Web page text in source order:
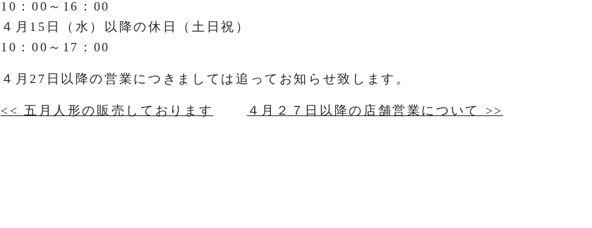
10：00～16：00
４月15日（水）以降の休日（土日祝）
10：00～17：00
４月27日以降の営業につきましては追ってお知らせ致します。
投
<< 五月人形の販売しております ４月２７日以降の店舗営業について >>